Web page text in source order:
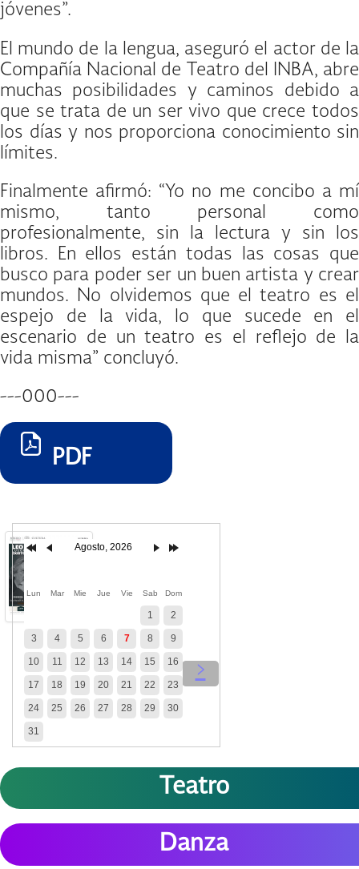
jóvenes”.
El mundo de la lengua, aseguró el actor de la
Compañía Nacional de Teatro del INBA, abre
muchas posibilidades y caminos debido a
que se trata de un ser vivo que crece todos
los días y nos proporciona conocimiento sin
límites.
Finalmente afirmó: “Yo no me concibo a mí
mismo, tanto personal como
profesionalmente, sin la lectura y sin los
libros. En ellos están todas las cosas que
busco para poder ser un buen artista y crear
mundos. No olvidemos que el teatro es el
espejo de la vida, lo que sucede en el
escenario de un teatro es el reflejo de la
vida misma” concluyó.
---000---
PDF
‹ ›
Agosto, 2026
Lun Mar Mie Jue Vie Sab Dom
1 2
3 4 5 6 7 8 9
10 11 12 13 14 15 16
17 18 19 20 21 22 23
24 25 26 27 28 29 30
31
Teatro
Danza